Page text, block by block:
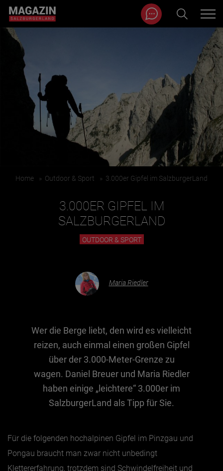
Zum Inhalt springen
BEITRÄGE IN MEINER NÄHE
Hotel & Reise
BEITRÄGE NACH MONAT
Magazin durchsuchen...
Home » Outdoor & Sport » 3.000er Gipfel im SalzburgerLand
3.000ER GIPFEL IM
SALZBURGERLAND
OUTDOOR & SPORT
Maria Riedler
Wer die Berge liebt, den wird es vielleicht
reizen, auch einmal einen großen Gipfel
über der 3.000-Meter-Grenze zu
wagen. Daniel Breuer und Maria Riedler
haben einige „leichtere“ 3.000er im
SalzburgerLand als Tipp für Sie.
Für die folgenden hochalpinen Gipfel im Pinzgau und
Pongau braucht man zwar nicht unbedingt
Klettererfahrung, trotzdem sind Schwindelfreiheit und